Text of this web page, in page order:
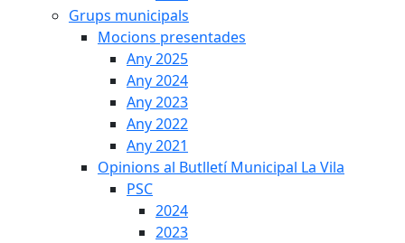
Grups municipals
Mocions presentades
Any 2025
Any 2024
Any 2023
Any 2022
Any 2021
Opinions al Butlletí Municipal La Vila
PSC
2024
2023